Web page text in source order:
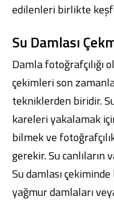
edilenleri birlikte
Su Damlası
Damla fotoğrafçılığı
çekimleri son
tekniklerden biridir.
kareleri yakalamak
bilmek ve
gerekir. Su canlıların
Su damlası
yağmur damlaları